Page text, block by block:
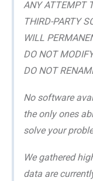
ANY ATTEMPT
THIRD-PARTY
WILL
DO NOT
DO NOT
No software
the only ones
solve your
We gathered
data are